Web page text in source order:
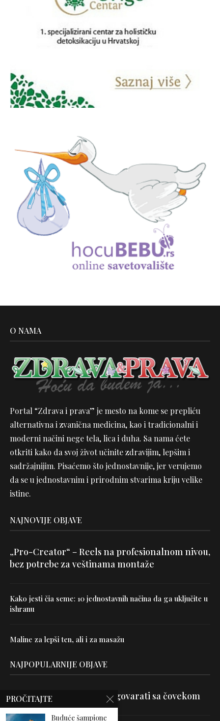
O NAMA
Portal “Zdrava i prava” je mesto na kome se prepliću
alternativna i zvanična medicina, kao i tradicionalni i
moderni načini nege tela, lica i duha. Sa nama ćete
otkriti kako da svoj život učinite zdravijim, lepšim i
sadržajnijim. Pisaćemo što jednostavnije, jer verujemo
da se u jednostavnim i prirodnim stvarima kriju velike
istine.
NAJNOVIJE OBJAVE
„Pro-Creator“ – Reels na profesionalnom nivou,
bez potrebe za veštinama montaže
Kako jesti čia seme: 10 jednostavnih načina da ga uključite u
ishranu
Maline za lepši ten, ali i za masažu
NAJPOPULARNIJE OBJAVE
Velika je veština znati razgovarati sa čovekom
PROČITAJTE
Buduće šampione